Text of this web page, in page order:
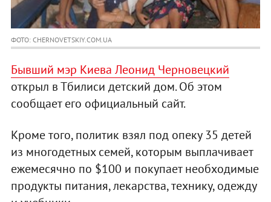
ФОТО: СHERNOVETSKIY.COM.UA
Бывший мэр Киева Леонид Черновецкий
открыл в Тбилиси детский дом. Об этом
сообщает его официальный сайт.
Кроме того, политик взял под опеку 35 детей
из многодетных семей, которым выплачивает
ежемесячно по $100 и покупает необходимые
продукты питания, лекарства, технику, одежду